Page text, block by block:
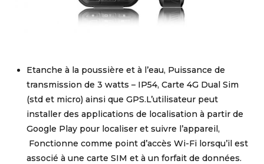
Etanche à la poussière et à l’eau, Puissance de
transmission de 3 watts – IP54, Carte 4G Dual Sim
(std et micro) ainsi que GPS.L’utilisateur peut
installer des applications de localisation à partir de
Google Play pour localiser et suivre l’appareil,
Fonctionne comme point d’accès Wi-Fi lorsqu’il est
associé à une carte SIM et à un forfait de données.